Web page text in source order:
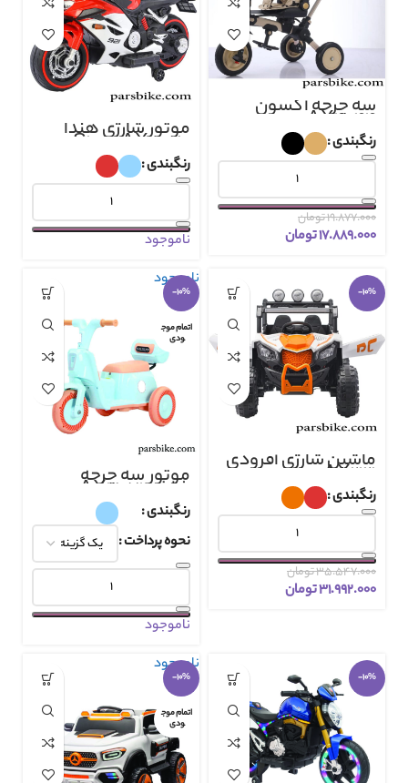
سه چرخه آکسون
AX4044
رنگبندی
۱۹.۸۷۷.۰۰۰تومان
۱۷.۸۸۹.۰۰۰تومان
موتور شارژی هندا
S1000 AX3070
رنگبندی
ناموجود
-10%
ماشین شارژِی آفرودی
AX2121
رنگبندی
۳۵.۵۴۷.۰۰۰تومان
۳۱.۹۹۲.۰۰۰تومان
ناموجود
-10%
اتمام موج
ودی
موتور سه چرخه
شارژیAX3072
رنگبندی
نحوه پرداخت
ناموجود
-10%
ناموجود
-10%
اتمام موج
ودی